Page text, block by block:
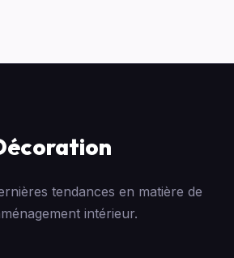
tendances en matière de
intérieur.